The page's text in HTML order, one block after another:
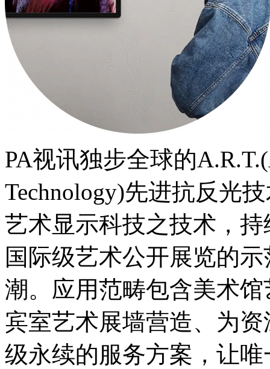
PA视讯独步全球的
Technology)先进抗反光技
艺术显示科技之技术，
国际级艺术公开展览的示
潮。应用范畴包含美术馆
宾室艺术展墙营造、为
级永续的服务方案，